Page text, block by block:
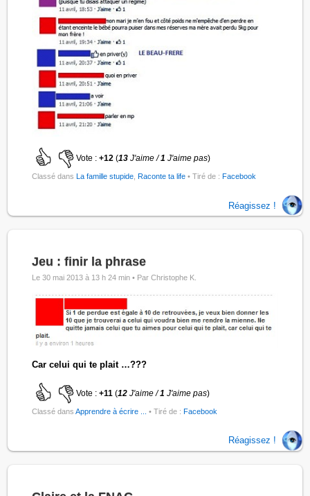
Vote :+12 (13J'aime /1 J'aime pas)
Classé dansLa famille stupide ,Raconte ta life • Tiré de :Facebook
Réagissez !
Jeu : finir la phrase
Le 30 mai 2013 à 13 h 24 min • Par Christophe K.
Car celui qui te plait …???
Vote :+11 (12J'aime /1 J'aime pas)
Classé dansApprendre à écrire ... • Tiré de :Facebook
Réagissez !